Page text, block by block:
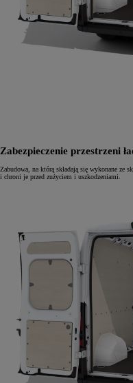
Zabezpieczenie przestrzeni
Zabudowa, na którą składają się wykonane ze
i chroni je przed zużyciem i uszkodzeniami.